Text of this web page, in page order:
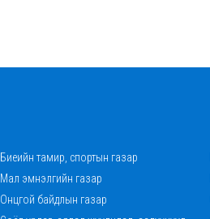
Биеийн тамир, спортын газар
Мал эмнэлгийн газар
Онцгой байдлын газар